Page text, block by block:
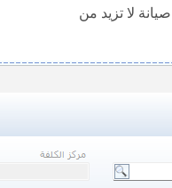
لا تزيد من